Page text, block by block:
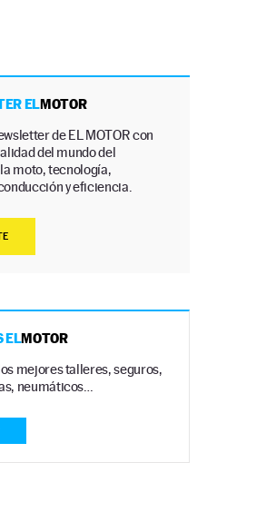
ELMOTOR
de EL MOTOR con
del mundo del
moto, tecnología,
y eficiencia.
ELMOTOR
mejores talleres, seguros,
neumáticos…